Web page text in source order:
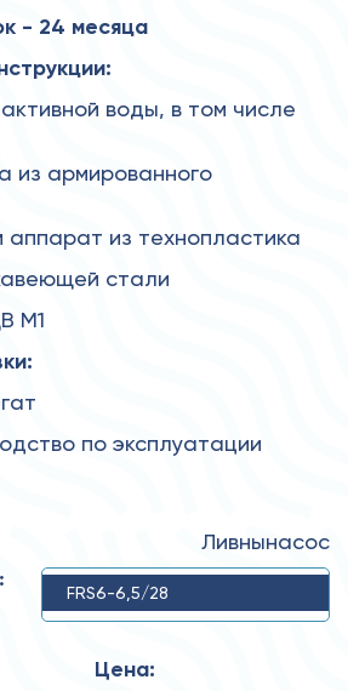
- 24 месяца
воды, в том числе
из армированного
из технопластика
стали
М1
по эксплуатации
Ливнынасос
FRS6-6,5/28
Цена: